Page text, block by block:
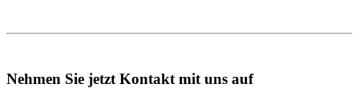
Nehmen Sie jetzt Kontakt mit uns auf